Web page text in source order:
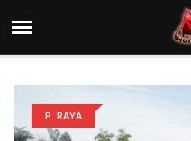
P. RAYA